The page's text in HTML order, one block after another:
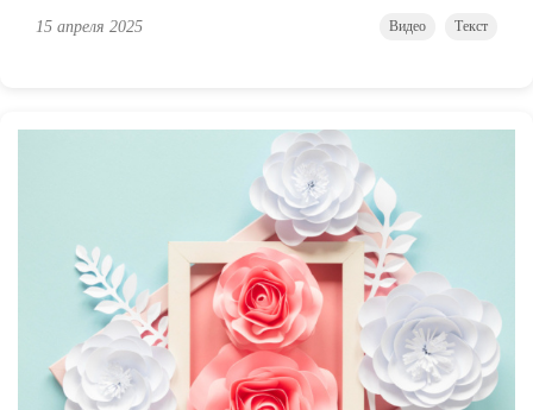
15 апреля 2025 Видео Текст